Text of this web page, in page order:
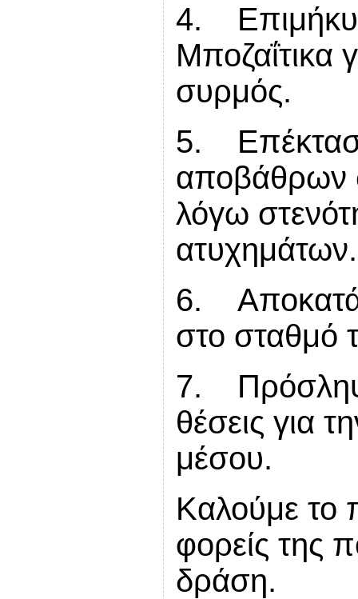
4.
Μποζαΐτικα
συρμός.
5.
αποβάθρων
λόγω
ατυχημάτων.
6.
στο σταθμό
7.
θέσεις για
μέσου.
Καλούμε το
φορείς της
δράση.